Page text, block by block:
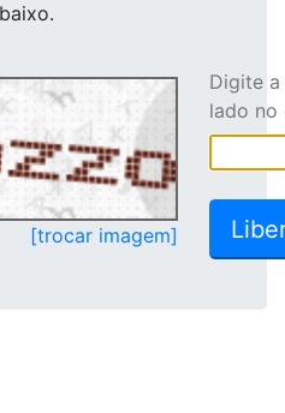
[trocar imagem]
Digite
lado no